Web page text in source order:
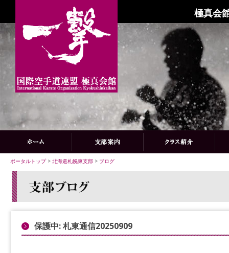
極真会
ポータルトップ> 北海道札幌東支部 > ブログ
保護中: 札東通信20250909